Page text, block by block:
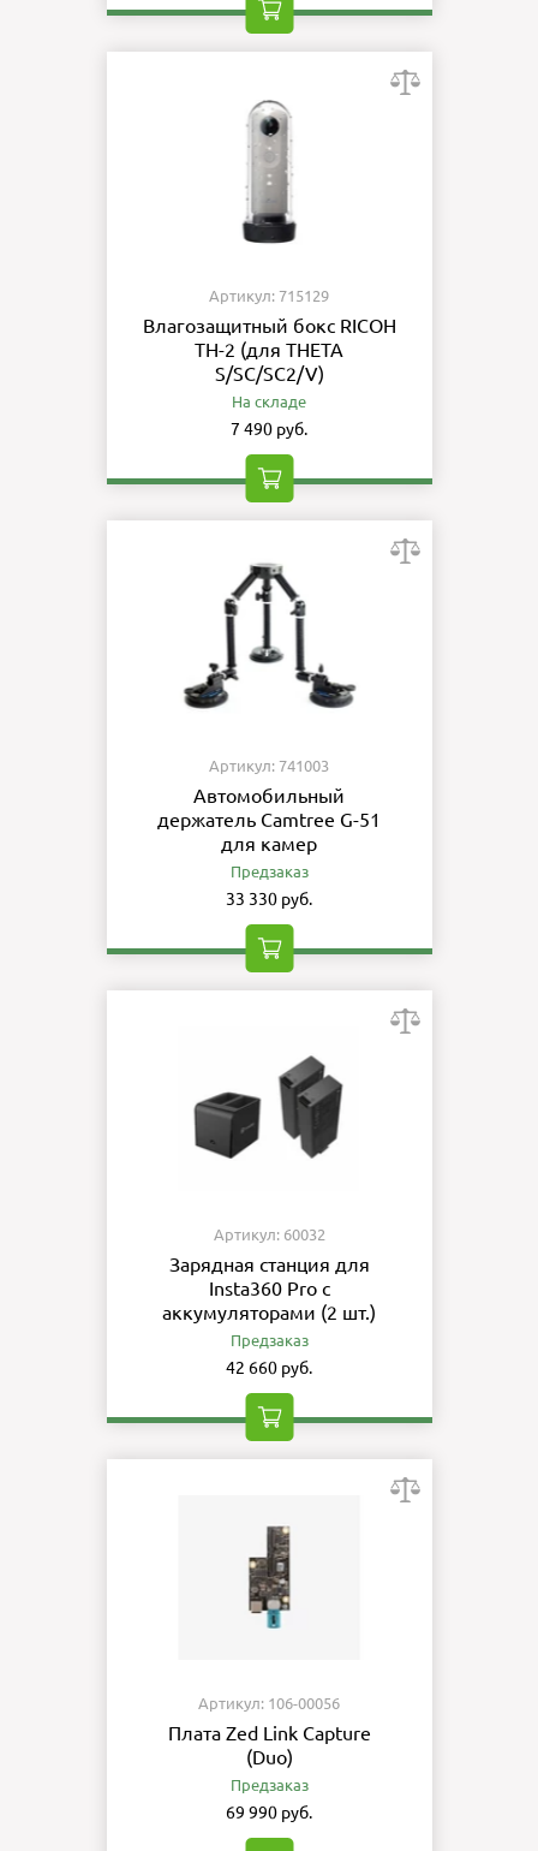
Артикул: 715129
Влагозащитный бокс RICOH
TH-2 (для THETA
S/SC/SC2/V)
На складе
7 490 руб.
Артикул: 741003
Автомобильный
держатель Camtree G-51
для камер
Предзаказ
33 330 руб.
Артикул: 60032
Зарядная станция для
Insta360 Pro c
аккумуляторами (2 шт.)
Предзаказ
42 660 руб.
Артикул: 106-00056
Плата Zed Link Capture
(Duo)
Предзаказ
69 990 руб.